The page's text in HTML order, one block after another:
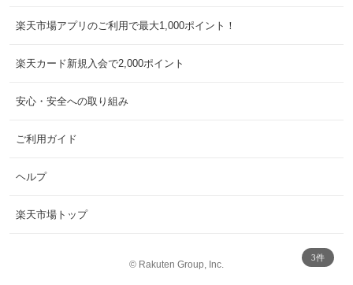
3件
楽天市場アプリのご利用で最大1,000ポイント！
楽天カード新規入会で2,000ポイント
安心・安全への取り組み
ご利用ガイド
ヘルプ
楽天市場トップ
© Rakuten Group, Inc.